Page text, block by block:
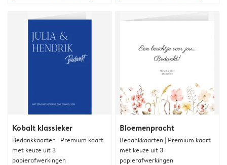
Kobalt klassieker
Bedankkaarten | Premium kaart
met keuze uit 3
papierafwerkingen
Bloemenpracht
Bedankkaarten | Premium kaart
met keuze uit 3
papierafwerkingen